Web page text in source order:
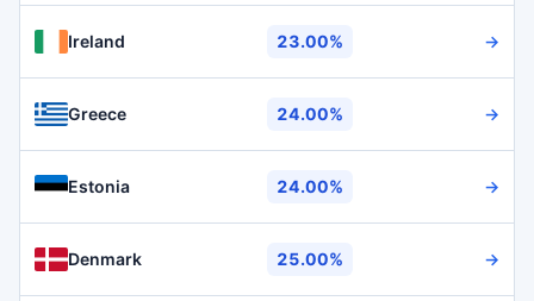
Ireland 23.00% →
Greece 24.00% →
Estonia 24.00% →
Denmark 25.00% →